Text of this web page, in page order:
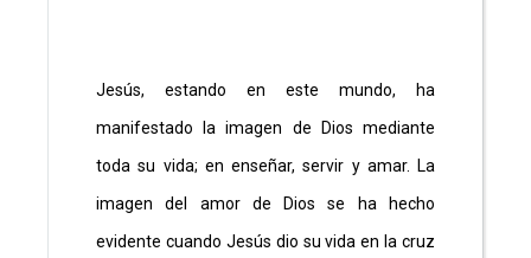
Jesús, estando en este mundo, ha
manifestado la imagen de Dios mediante
toda su vida; en enseñar, servir y amar. La
imagen del amor de Dios se ha hecho
evidente cuando Jesús dio su vida en la cruz